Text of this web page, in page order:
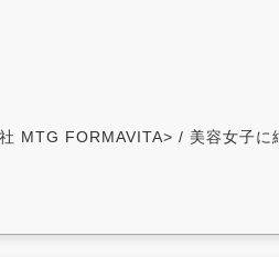
MTG FORMAVITA> / 美容女子